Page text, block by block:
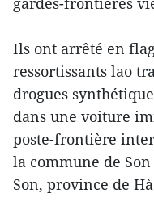
Ils ont arrêté en
ressortissants lao
drogues
dans une voiture
poste-frontière
la commune de
Son, province de